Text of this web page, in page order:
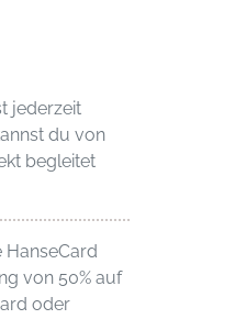
jederzeit
du von
begleitet
HanseCard
von 50% auf
oder